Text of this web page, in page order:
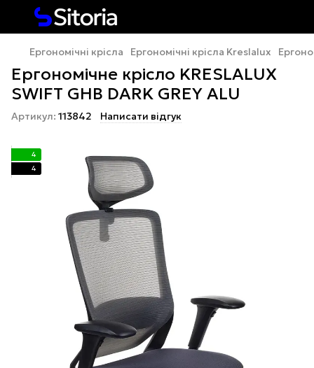
Ергономічні крісла Ергономічні крісла Kreslalux
Ергономічне крісло KRESLALUX
SWIFT GHB DARK GREY ALU
Артикул: 113842 Написати відгук
4
4